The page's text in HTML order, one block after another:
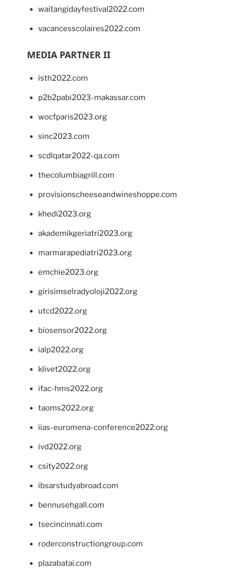
waitangidayfestival2022.com
vacancesscolaires2022.com
MEDIA PARTNER II
isth2022.com
p2b2pabi2023-makassar.com
wocfparis2023.org
sinc2023.com
scdlqatar2022-qa.com
thecolumbiagrill.com
provisionscheeseandwineshoppe.com
khedi2023.org
akademikgeriatri2023.org
marmarapediatri2023.org
emchie2023.org
girisimselradyoloji2022.org
utcd2022.org
biosensor2022.org
ialp2022.org
klivet2022.org
ifac-hms2022.org
taoms2022.org
iias-euromena-conference2022.org
ivd2022.org
csity2022.org
ibsarstudyabroad.com
bennusehgall.com
tsecincinnati.com
roderconstructiongroup.com
plazabatai.com